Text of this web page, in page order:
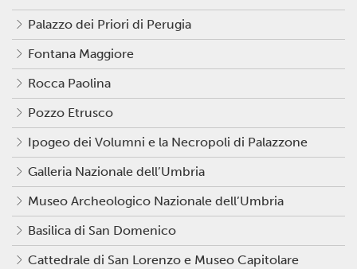
Palazzo dei Priori di Perugia
Fontana Maggiore
Rocca Paolina
Pozzo Etrusco
Ipogeo dei Volumni e la Necropoli di Palazzone
Galleria Nazionale dell’Umbria
Museo Archeologico Nazionale dell’Umbria
Basilica di San Domenico
Cattedrale di San Lorenzo e Museo Capitolare